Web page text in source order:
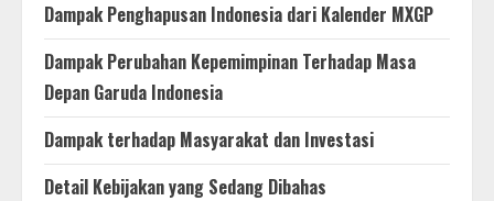
Dampak Penghapusan Indonesia dari Kalender MXGP
Dampak Perubahan Kepemimpinan Terhadap Masa
Depan Garuda Indonesia
Dampak terhadap Masyarakat dan Investasi
Detail Kebijakan yang Sedang Dibahas